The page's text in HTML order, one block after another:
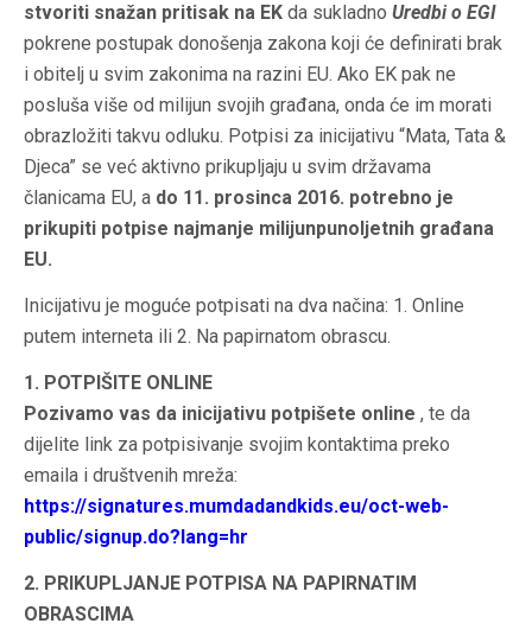
stvoriti snažan pritisak na EK da sukladno Uredbi o EGI
pokrene postupak donošenja zakona koji će definirati brak
i obitelj u svim zakonima na razini EU. Ako EK pak ne
posluša više od milijun svojih građana, onda će im morati
obrazložiti takvu odluku. Potpisi za inicijativu “Mata, Tata &
Djeca” se već aktivno prikupljaju u svim državama
članicama EU, a do 11. prosinca 2016. potrebno je
prikupiti potpise najmanje milijunpunoljetnih građana
EU.
Inicijativu je moguće potpisati na dva načina: 1. Online
putem interneta ili 2. Na papirnatom obrascu.
1. POTPIŠITE ONLINE
Pozivamo vas da inicijativu potpišete online , te da
dijelite link za potpisivanje svojim kontaktima preko
emaila i društvenih mreža:
https://signatures.mumdadandkids.eu/oct-web-
public/signup.do?lang=hr
2. PRIKUPLJANJE POTPISA NA PAPIRNATIM
OBRASCIMA